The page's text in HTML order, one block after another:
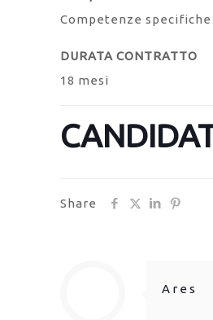
Competenze
DURATA CONTRATTO
18 mesi
Share
Ares